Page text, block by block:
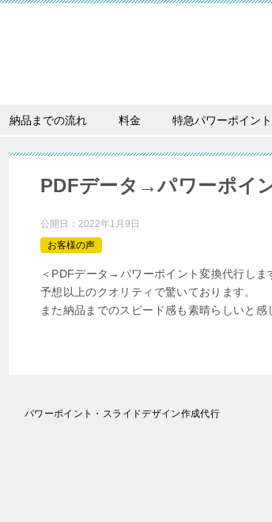
納品までの流れ 料金 特急パワーポイント
PDFデータ→パワーポイ
公開日： 2022年1月9日
お客様の声
＜PDFデータ→パワーポイント変換代行しま
予想以上のクオリティで驚いております。
また納品までのスピード感も素晴らしいと感
パワーポイント・スライドデザイン作成代行